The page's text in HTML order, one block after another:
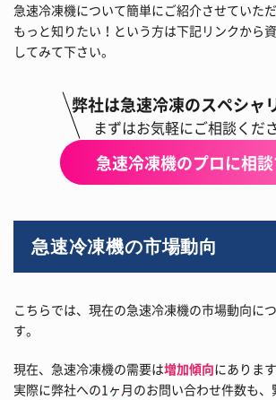
急速冷凍機について簡単にご紹介させていただ
もっと知りたい！という方は下記リンクから
してみて下さい。
弊社は急速冷凍のスペシャ
まずはお気軽にご相談くだ
急速冷凍機のプロに相
急速冷凍機の市場動向
こちらでは、現在の急速冷凍機の市場動向に
す。
現在、急速冷凍機の需要は増加傾向にあります
実際に弊社への1ヶ月のお問い合わせ件数も